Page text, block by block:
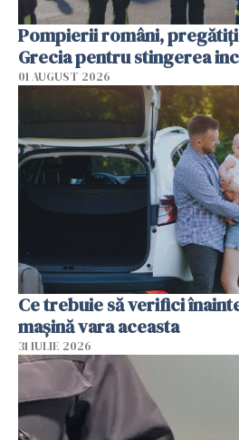
Pompierii români,
Grecia pentru stingerea
01 AUGUST 2026
Ce trebuie să verifici
mașină vara aceasta
31 IULIE 2026